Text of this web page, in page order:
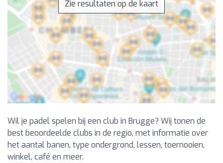
Zie resultaten op de kaart
Wil je padel spelen bij een club in Brugge? Wij tonen de
best beoordeelde clubs in de regio, met informatie over
het aantal banen, type ondergrond, lessen, toernooien,
winkel, café en meer.